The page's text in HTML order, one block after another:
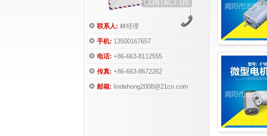
联系人: 林经理
手机: 13500167657
电话: +86-663-8112555
传真: +86-663-8672262
邮箱: lindehong2008@21cn.com
F280
F180